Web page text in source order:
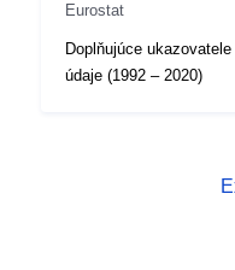
Eurostat
Doplňujúce
údaje (1992 – 2020)